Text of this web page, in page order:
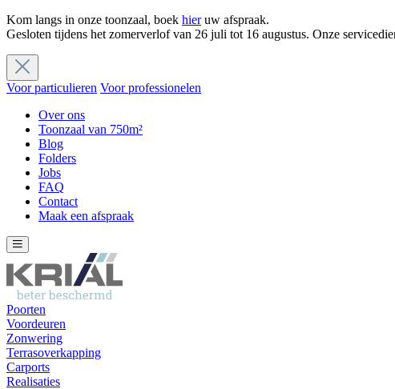
Kom langs in onze toonzaal, boek hieruw afspraak.
Gesloten tijdens het zomerverlof van 26 juli tot 16 augustus. Onze
Voor particulieren Voor professionelen
Over ons
Toonzaal van 750m²
Blog
Folders
Jobs
FAQ
Contact
Maak een afspraak
Poorten
Voordeuren
Zonwering
Terrasoverkapping
Carports
Realisaties